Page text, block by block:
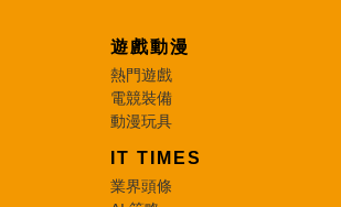
遊戲動漫
熱門遊戲
電競裝備
動漫玩具
IT TIMES
業界頭條